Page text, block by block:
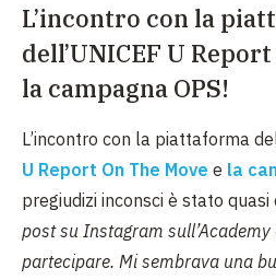
L’incontro con la
dell’UNICEF U
la campagna OPS!
L’incontro con la piattaforma
U Report On The Move e la
pregiudizi inconsci è stato quasi
post su Instagram sull’Academy
partecipare. Mi sembrava una